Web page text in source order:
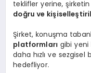
teklifler yerine,
doğru ve
Şirket, konuşma
platformları gibi yeni
daha hızlı ve
hedefliyor.